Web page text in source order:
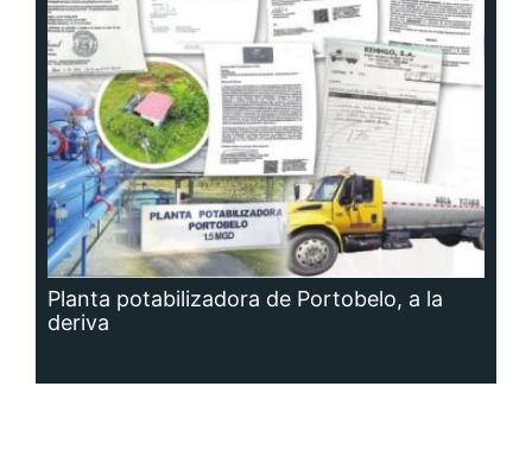
Planta potabilizadora de Portobelo, a la
deriva